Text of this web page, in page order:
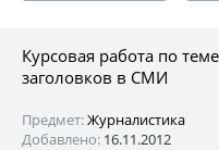
Курсовая работа по
заголовков в СМИ
Предмет:Журналистика
Добавлено: 16.11.2012